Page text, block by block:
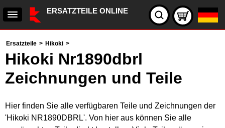
ERSATZTEILE ONLINE
Ersatzteile > Hikoki >
Hikoki Nr1890dbrl
Zeichnungen und Teile
Hier finden Sie alle verfügbaren Teile und Zeichnungen der
'Hikoki NR1890DBRL'. Von hier aus können Sie alle